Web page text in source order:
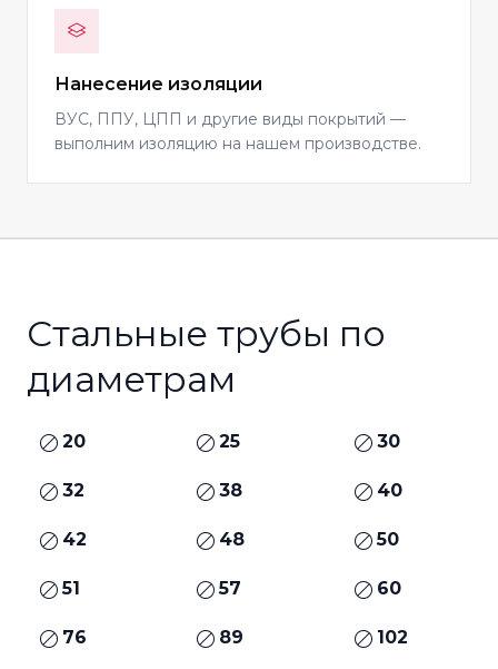
Нанесение изоляции
ВУС, ППУ, ЦПП и другие виды покрытий —
выполним изоляцию на нашем производстве.
Стальные трубы по
диаметрам
20 25 30
32 38 40
42 48 50
51 57 60
76 89 102